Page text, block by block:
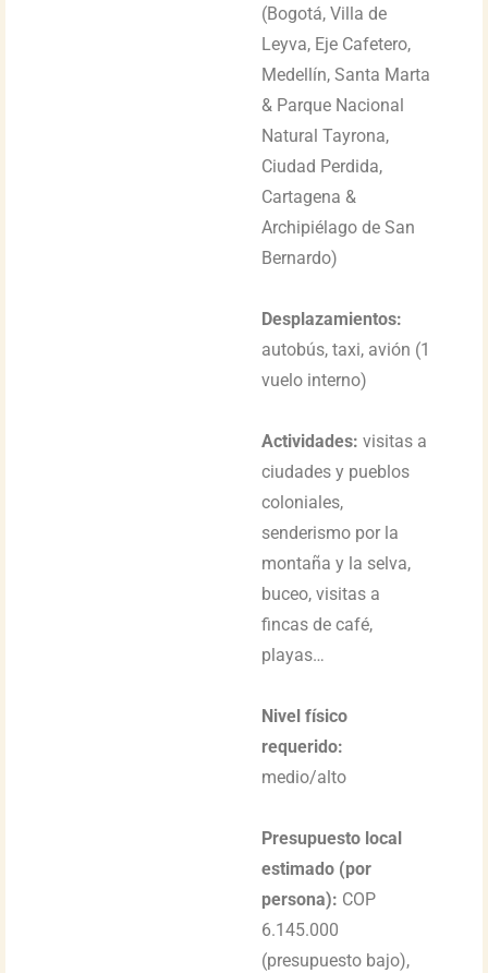
(Bogotá, Villa de
Leyva, Eje Cafetero,
Medellín, Santa Marta
& Parque Nacional
Natural Tayrona,
Ciudad Perdida,
Cartagena &
Archipiélago de San
Bernardo)
Desplazamientos:
autobús, taxi, avión (1
vuelo interno)
Actividades: visitas a
ciudades y pueblos
coloniales,
senderismo por la
montaña y la selva,
buceo, visitas a
fincas de café,
playas…
Nivel físico
requerido:
medio/alto
Presupuesto local
estimado (por
persona): COP
6.145.000
(presupuesto bajo),